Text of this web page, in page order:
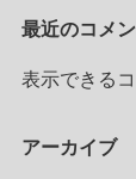
最近のコメ
表示できる
アーカイブ